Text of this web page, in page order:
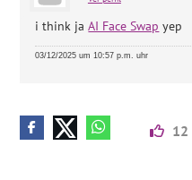
i think jaAI Face Swap yep
03/12/2025 um 10:57 p.m. uhr
12